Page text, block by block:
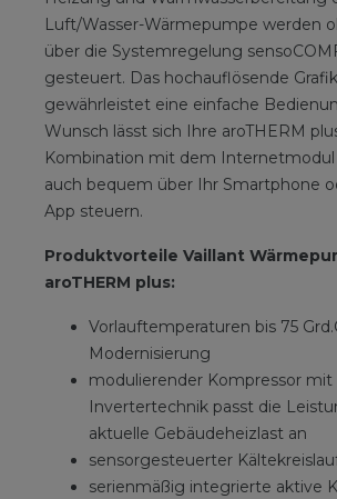
Luft/Wasser-Wärmepumpe werden
über die Systemregelung
gesteuert. Das hochauflösende
gewährleistet eine einfache
Wunsch lässt sich Ihre aroTHERM
Kombination mit dem Internetmodul
auch bequem über Ihr Smartphone
App steuern.
Produktvorteile Vaillant
aroTHERM plus:
Vorlauftemperaturen bis 75
Modernisierung
modulierender Kompressor mit
Invertertechnik passt die
aktuelle Gebäudeheizlast an
sensorgesteuerter
serienmäßig integrierte aktive